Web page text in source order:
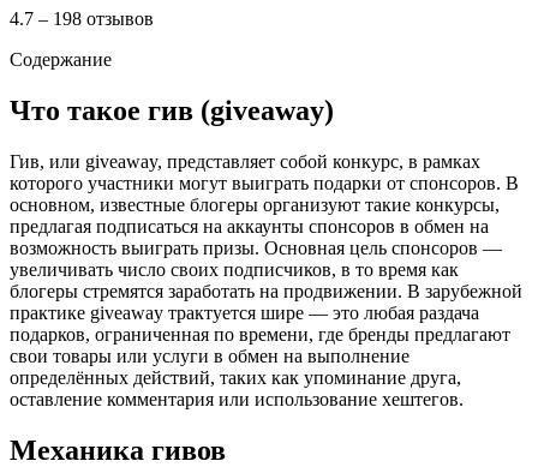
4.7 – 198 отзывов
Содержание
Что такое гив (giveaway)
Гив, или giveaway, представляет собой конкурс, в рамках
которого участники могут выиграть подарки от спонсоров. В
основном, известные блогеры организуют такие конкурсы,
предлагая подписаться на аккаунты спонсоров в обмен на
возможность выиграть призы. Основная цель спонсоров —
увеличивать число своих подписчиков, в то время как
блогеры стремятся заработать на продвижении. В зарубежной
практике giveaway трактуется шире — это любая раздача
подарков, ограниченная по времени, где бренды предлагают
свои товары или услуги в обмен на выполнение
определённых действий, таких как упоминание друга,
оставление комментария или использование хештегов.
Механика гивов